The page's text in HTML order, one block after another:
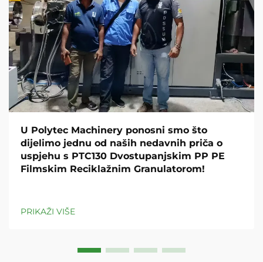
U Polytec Machinery ponosni smo što
dijelimo jednu od naših nedavnih priča o
uspjehu s PTC130 Dvostupanjskim PP PE
Filmskim Reciklažnim Granulatorom!
PRIKAŽI VIŠE